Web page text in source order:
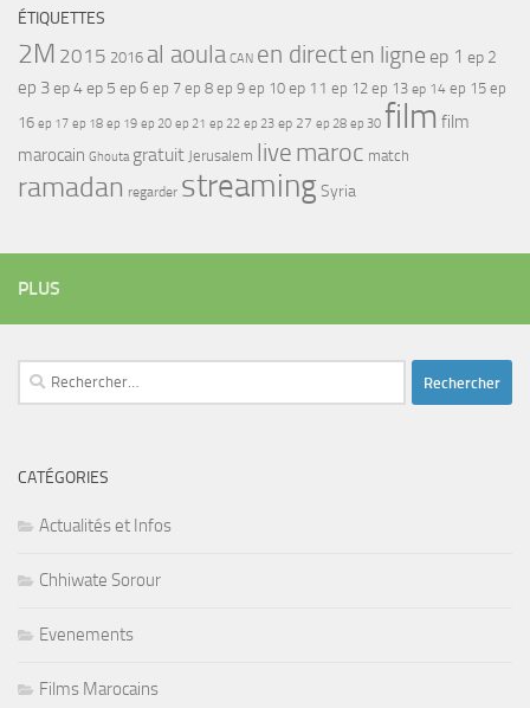
ÉTIQUETTES
2M 2015 2016 al aoula CAN en directen ligne ep 1 ep 2
ep 3ep 4ep 5 ep 6 ep 7 ep 8 ep 9 ep 10 ep 11 ep 12 ep 13 ep 14 ep 15 ep
16 ep 17 ep 18 ep 19 ep 20 ep 21 ep 22 ep 23 ep 27 ep 28 ep 30 film film
marocain Ghouta gratuit Jerusalem live maroc match
ramadan regarder streamingSyria
PLUS
Rechercher :
CATÉGORIES
Actualités et Infos
Chhiwate Sorour
Evenements
Films Marocains